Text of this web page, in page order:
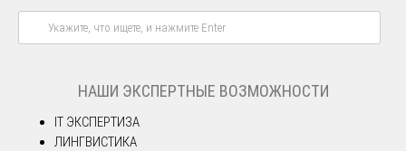
НАШИ ЭКСПЕРТНЫЕ ВОЗМОЖНОСТИ
IT ЭКСПЕРТИЗА
ЛИНГВИСТИКА